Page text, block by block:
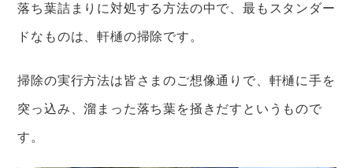
落ち葉詰まりに対処する方法の中で、最もスタンダー
ドなものは、軒樋の掃除です。
掃除の実行方法は皆さまのご想像通りで、軒樋に手を
突っ込み、溜まった落ち葉を掻きだすというもので
す。